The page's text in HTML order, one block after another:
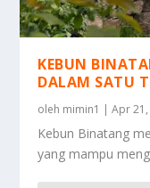
KEBUN
DALAM SATU
oleh mimin1 |Apr
Kebun Binatang
yang mampu